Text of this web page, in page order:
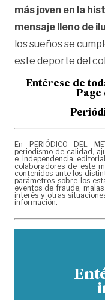
más joven en la
mensaje lleno de
los sueños se
este deporte del
Entérese de
Page
En PERIÓDICO DEL
periodismo de calidad,
e independencia
colaboradores de este
contenidos ante los
parámetros sobre los
eventos de fraude,
interés y otras
información.